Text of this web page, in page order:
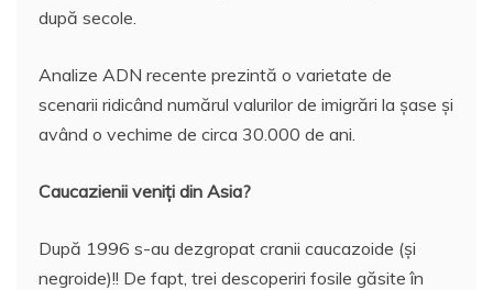
după secole.
Analize ADN recente prezintă o varietate de
scenarii ridicând numărul valurilor de imigrări la şase şi
având o vechime de circa 30.000 de ani.
Caucazienii veniţi din Asia?
După 1996 s-au dezgropat cranii caucazoide (şi
negroide)!! De fapt, trei descoperiri fosile găsite în